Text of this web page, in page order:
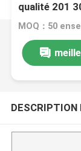
qualité 201
inoxydable
MOQ：50
DESCRIPTION